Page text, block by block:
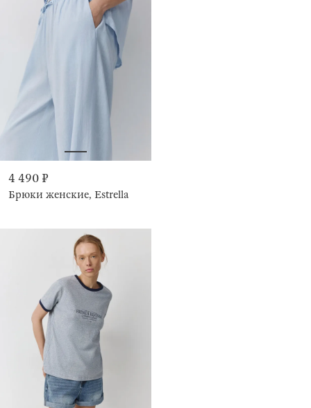
4 490 ₽
Брюки женские, Estrella